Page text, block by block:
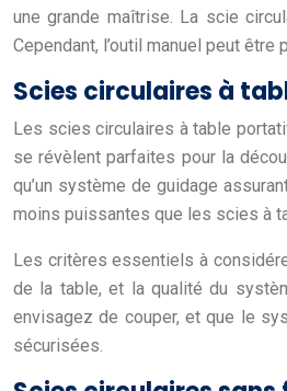
une grande maîtrise. La scie
Cependant, l’outil manuel peut
Scies circulaires à
Les scies circulaires à table
se révèlent parfaites pour la
qu’un système de guidage
moins puissantes que les scies à
Les critères essentiels à
de la table, et la qualité du
envisagez de couper, et que le
sécurisées.